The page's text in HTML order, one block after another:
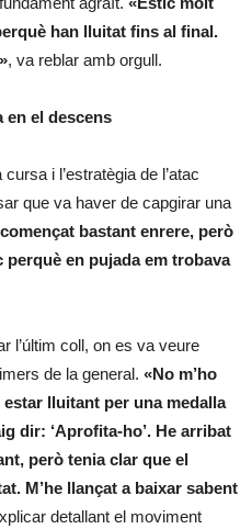
han lluitat fins al final.
, va reblar amb orgull.
en el descens
i l’estratègia de l’atac
que va haver de capgirar una
bastant enrere, però
perquè en pujada em trobava
l’últim coll, on es va veure
de la general. «No m’ho
lluitant per una medalla
dir: ‘Aprofita-ho’. He arribat
però tenia clar que el
M’he llançat a baixar sabent
detallant el moviment